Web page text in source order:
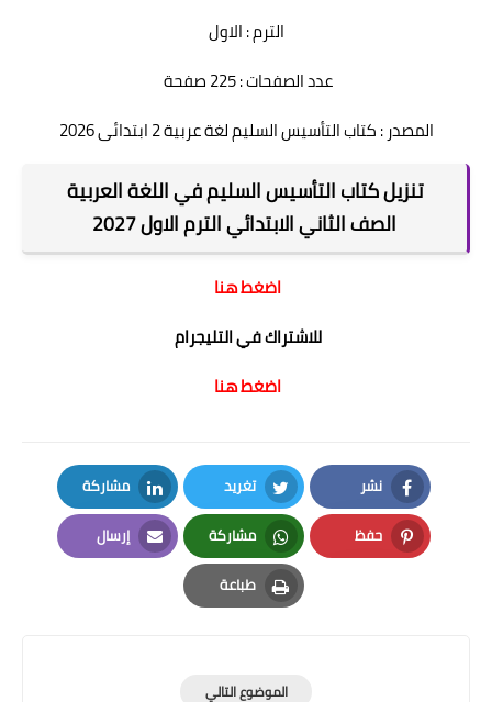
الترم : الاول
عدد الصفحات : 225 صفحة
المصدر : كتاب التأسيس السليم لغة عربية 2 ابتدائى 2026
تنزيل كتاب التأسيس السليم في اللغة العربية
الصف الثاني الابتدائي الترم الاول 2027
اضغط هنا
للاشتراك في التليجرام
اضغط هنا
نشر
Facebook
تغريد
Twitter
مشاركة
LinkedIn
حفظ
Pinterest
مشاركة
Whatsapp
إرسال
Email
طباعة
Print
الموضوع التالي